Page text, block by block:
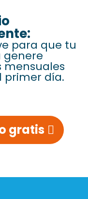
para que tu
genere
mensuales
primer día.
gratis